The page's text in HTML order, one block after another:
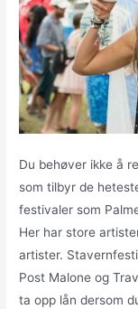
Du behøver ikke å
som tilbyr de
festivaler som
Her har store
artister.
Post Malone og
ta opp lån dersom